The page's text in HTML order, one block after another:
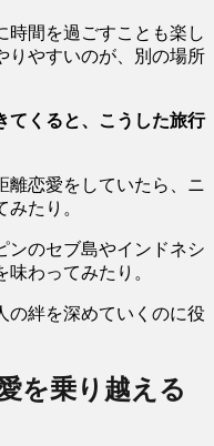
時間を過ごすことも楽し
りやすいのが、別の場所
てくると、こうした旅行
離恋愛をしていたら、ニ
たり。
ンのセブ島やインドネシ
わってみたり。
の絆を深めていくのに役
を乗り越える